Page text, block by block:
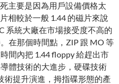
主要是因為用戶設備價格太
相較於一般 1.44 的磁片來說
系統大廠在市場接受度不高的
在那個時間點，ZIP 跟 MO 等
間內把 1.44 floppy 給趕出市
體技術的大進步，硬碟技術
術提升演進，拇指碟形態的產